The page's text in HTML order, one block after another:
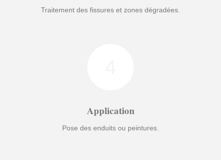
Traitement des fissures et zones dégradées.
Application
Pose des enduits ou peintures.